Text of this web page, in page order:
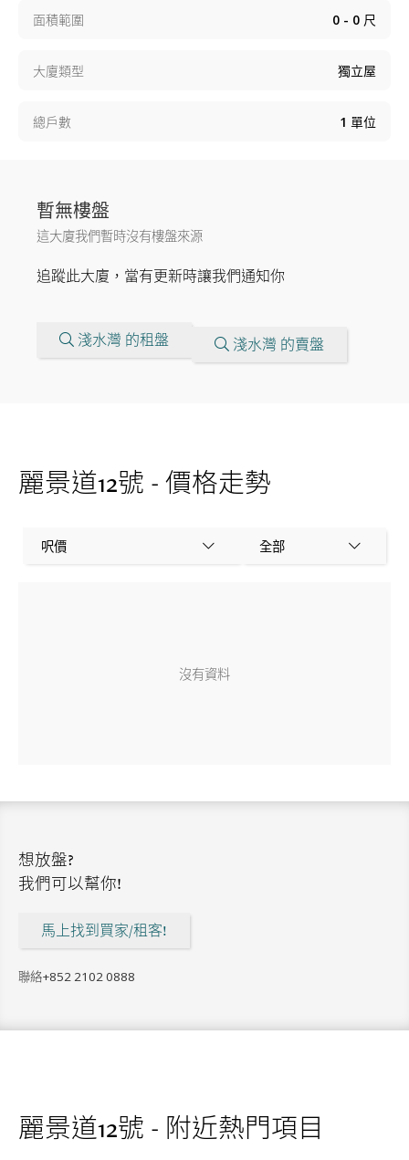
面積範圍 0 - 0 尺
大廈類型 獨立屋
總戶數 1 單位
暫無樓盤
這大廈我們暫時沒有樓盤來源
追蹤此大廈，當有更新時讓我們通知你
淺水灣 的租盤 淺水灣 的賣盤
麗景道12號 - 價格走勢
呎價 全部
沒有資料
想放盤?
我們可以幫你!
馬上找到買家/租客!
聯絡+852 2102 0888
麗景道12號 - 附近熱門項目